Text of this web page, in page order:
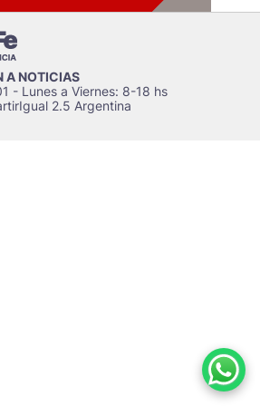
A NOTICIAS
- Lunes a Viernes: 8-18 hs
2.5 Argentina